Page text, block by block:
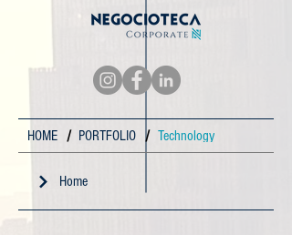
HOME / PORTFOLIO / Technology
Home